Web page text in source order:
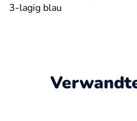
3-lagig blau